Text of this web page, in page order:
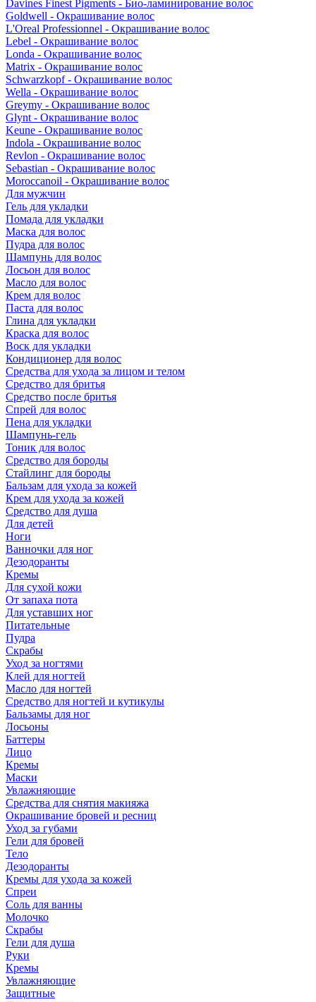
Davines Finest Pigments - Био-ламинирование волос
Goldwell - Окрашивание волос
L'Oreal Professionnel - Окрашивание волос
Lebel - Окрашивание волос
Londa - Окрашивание волос
Matrix - Окрашивание волос
Schwarzkopf - Окрашивание волос
Wella - Окрашивание волос
Greymy - Окрашивание волос
Glynt - Окрашивание волос
Keune - Окрашивание волос
Indola - Окрашивание волос
Revlon - Окрашивание волос
Sebastian - Окрашивание волос
Moroccanoil - Окрашивание волос
Для мужчин
Гель для укладки
Помада для укладки
Маска для волос
Пудра для волос
Шампунь для волос
Лосьон для волос
Масло для волос
Крем для волос
Паста для волос
Глина для укладки
Краска для волос
Воск для укладки
Кондиционер для волос
Средства для ухода за лицом и телом
Средство для бритья
Средство после бритья
Спрей для волос
Пена для укладки
Шампунь-гель
Тоник для волос
Средство для бороды
Стайлинг для бороды
Бальзам для ухода за кожей
Крем для ухода за кожей
Средство для душа
Для детей
Ноги
Ванночки для ног
Дезодоранты
Кремы
Для сухой кожи
От запаха пота
Для уставших ног
Питательные
Пудра
Скрабы
Уход за ногтями
Клей для ногтей
Масло для ногтей
Средство для ногтей и кутикулы
Бальзамы для ног
Лосьоны
Баттеры
Лицо
Кремы
Маски
Увлажняющие
Средства для снятия макияжа
Окрашивание бровей и ресниц
Уход за губами
Гели для бровей
Тело
Дезодоранты
Кремы для ухода за кожей
Спреи
Соль для ванны
Молочко
Скрабы
Гели для душа
Руки
Кремы
Увлажняющие
Защитные